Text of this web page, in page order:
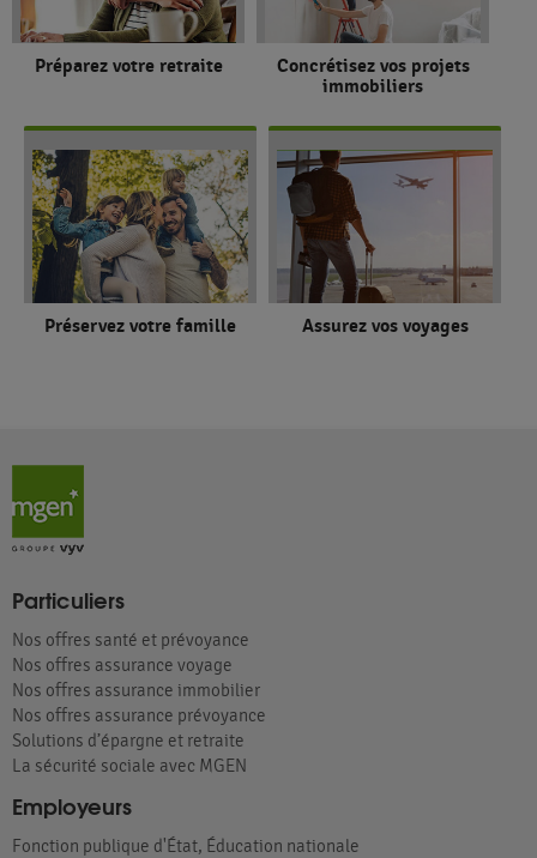
Préparez votre retraite
Concrétisez vos projets
immobiliers
Préservez votre famille Assurez vos voyages
Particuliers
Nos offres santé et prévoyance
Nos offres assurance voyage
Nos offres assurance immobilier
Nos offres assurance prévoyance
Solutions d’épargne et retraite
La sécurité sociale avec MGEN
Employeurs
Fonction publique d'État, Éducation nationale